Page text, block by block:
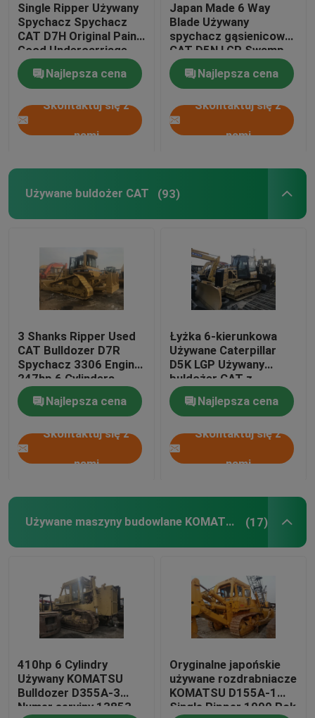
Używane koparko-ładowarki
Wózki z drugiej ręki
Koparki używane
Żurawie używane
Używane Road Roller
Single Ripper Używany
Spychacz Spychacz
CAT D7H Original Paint
Good Undercarriage
Najlepsza cena
Skontaktuj się z
nami
Japan Made 6 Way
Blade Używany
spychacz gąsienicowy
CAT D5N LGP Swamp
Track Pads
Najlepsza cena
Skontaktuj się z
nami
Używane buldożer CAT (93)
3 Shanks Ripper Used
CAT Bulldozer D7R
Spychacz 3306 Engine
247hp 6 Cylinders
Najlepsza cena
Skontaktuj się z
nami
Łyżka 6-kierunkowa
Używane Caterpillar
D5K LGP Używany
buldożer CAT z
silnikiem CAT C4.4
Najlepsza cena
Skontaktuj się z
nami
Używane maszyny budowlane KOMATSU Bulldozer (17)
410hp 6 Cylindry
Używany KOMATSU
Bulldozer D355A-3
Numer seryjny 13853
Oryginalne japońskie
używane rozdrabniacze
KOMATSU D155A-1
Single Ripper 1990 Rok